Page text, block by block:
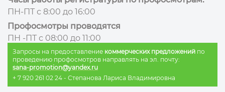
Запросы на предоставление коммерческих предложений по
проведению профосмотров направлять на эл. почту:
sana-promotion@yandex.ru
+ 7 920 261 02 24 - Степанова Лариса Владимировна
ПН-ПТ с 8:00 до 16:00
Профосмотры проводятся
ПН -ПТ с 08:00 до 11:00